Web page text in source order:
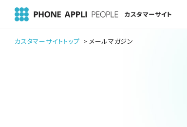
カスタマーサイトトップ メールマガジン